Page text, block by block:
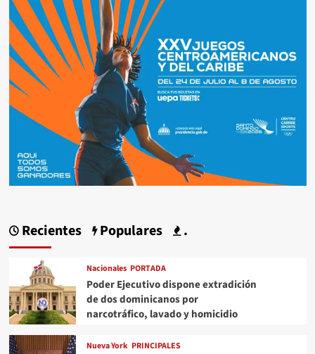
Recientes Populares .
Nacionales PORTADA
Poder Ejecutivo dispone extradición
de dos dominicanos por
narcotráfico, lavado y homicidio
Nueva York PRINCIPALES